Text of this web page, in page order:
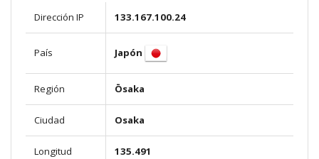
Dirección IP 133.167.100.24
País Japón
Región Ōsaka
Ciudad Osaka
Longitud 135.491